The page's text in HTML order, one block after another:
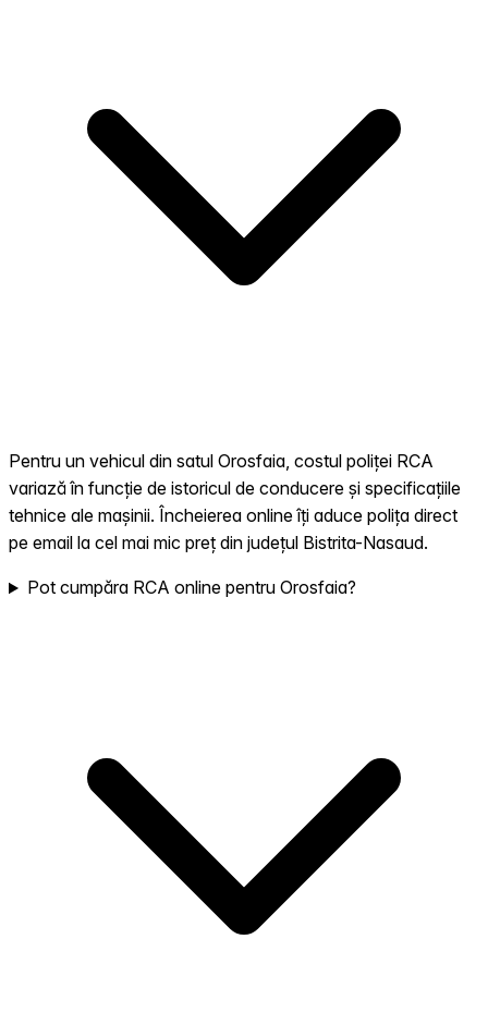
Pentru un vehicul din satul Orosfaia, costul poliței RCA
variază în funcție de istoricul de conducere și specificațiile
tehnice ale mașinii. Încheierea online îți aduce polița direct
pe email la cel mai mic preț din județul Bistrita-Nasaud.
Pot cumpăra RCA online pentru Orosfaia?